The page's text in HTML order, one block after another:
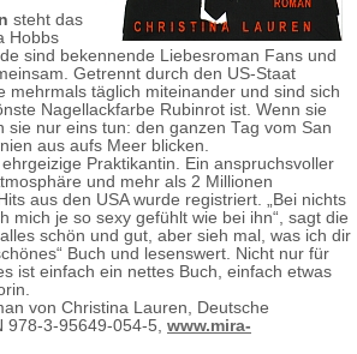
steht das
Hobbs
sind bekennende Liebesroman Fans und
Getrennt durch den US-Staat
mehrmals täglich miteinander und sind sich
Nagellackfarbe Rubinrot ist. Wenn sie
sie nur eins tun: den ganzen Tag vom San
aus aufs Meer blicken.
Praktikantin. Ein anspruchsvoller
und mehr als 2 Millionen
aus den USA wurde registriert. „Bei nichts
mich je so sexy gefühlt wie bei ihn“, sagt die
schön und gut, aber sieh mal, was ich dir
Buch und lesenswert. Nicht nur für
ist einfach ein nettes Buch, einfach etwas
von Christina Lauren, Deutsche
978-3-95649-054-5, www.mira-